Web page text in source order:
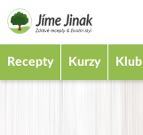
Recepty Kurzy Klub